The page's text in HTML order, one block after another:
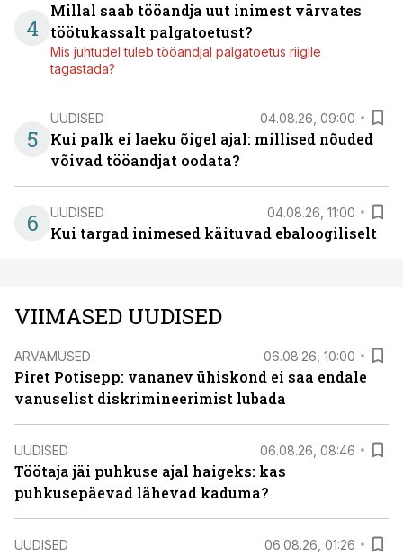
4
Millal saab tööandja uut inimest värvates
töötukassalt palgatoetust?
Mis juhtudel tuleb tööandjal palgatoetus riigile
tagastada?
5
UUDISED 04.08.26, 09:00
Kui palk ei laeku õigel ajal: millised nõuded
võivad tööandjat oodata?
6 UUDISED 04.08.26, 11:00
Kui targad inimesed käituvad ebaloogiliselt
VIIMASED UUDISED
ARVAMUSED 06.08.26, 10:00
Piret Potisepp: vananev ühiskond ei saa endale
vanuselist diskrimineerimist lubada
UUDISED 06.08.26, 08:46
Töötaja jäi puhkuse ajal haigeks: kas
puhkusepäevad lähevad kaduma?
UUDISED 06.08.26, 01:26